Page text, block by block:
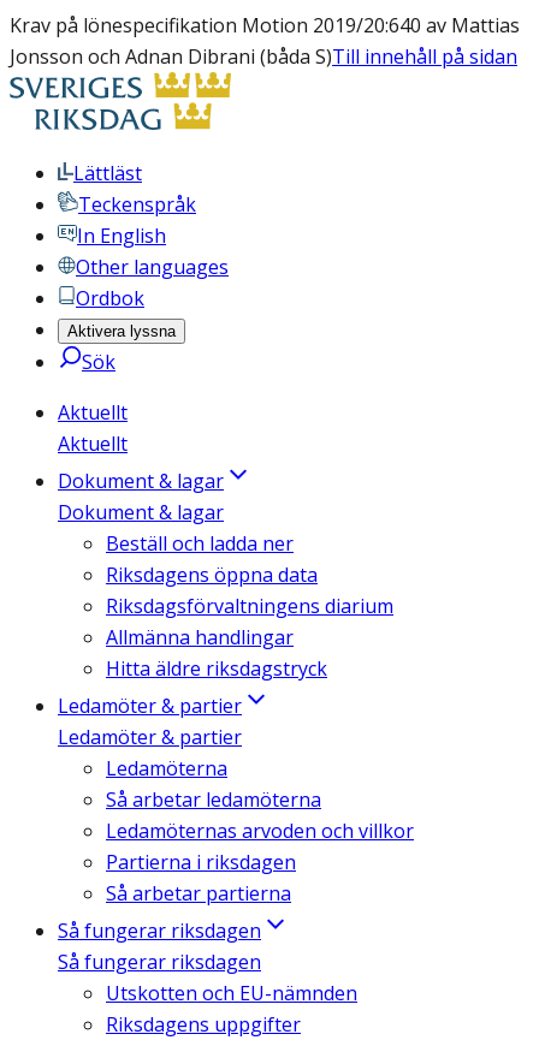
Krav på lönespecifikation Motion 2019/20:640 av Mattias
Jonsson och Adnan Dibrani (båda S)Till innehåll på sidan
Lättläst
Teckenspråk
In English
Other languages
Ordbok
Aktivera lyssna
Sök
Aktuellt
Aktuellt
Dokument & lagar
Dokument & lagar
Beställ och ladda ner
Riksdagens öppna data
Riksdagsförvaltningens diarium
Allmänna handlingar
Hitta äldre riksdagstryck
Ledamöter & partier
Ledamöter & partier
Ledamöterna
Så arbetar ledamöterna
Ledamöternas arvoden och villkor
Partierna i riksdagen
Så arbetar partierna
Så fungerar riksdagen
Så fungerar riksdagen
Utskotten och EU-nämnden
Riksdagens uppgifter